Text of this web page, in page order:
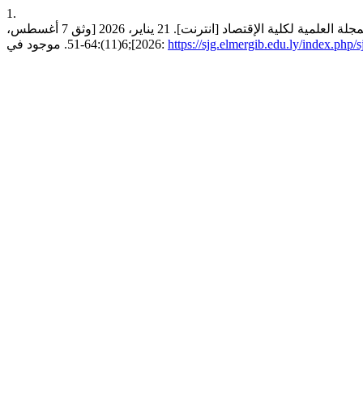
1.
التوافق السياسي الليبي بين المؤثرات الداخلية والدوافع الخارجية. المجلة العلمية لكلية الإقتصاد [انترنت]. 21 يناير، 2026 [وثق 7 أغسطس،
2026];6(11):64-51. موجود في: https://sjg.elmergib.edu.ly/index.php/